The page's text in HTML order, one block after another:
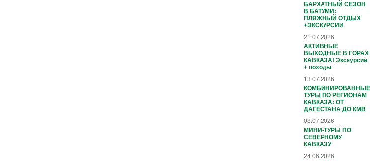
БАРХАТНЫЙ СЕЗОН
В БАТУМИ:
ПЛЯЖНЫЙ ОТДЫХ
+ЭКСКУРСИИ
21.07.2026
АКТИВНЫЕ
ВЫХОДНЫЕ В ГОРАХ
КАВКАЗА! Экскурсии
+ походы
13.07.2026
КОМБИНИРОВАННЫЕ
ТУРЫ ПО РЕГИОНАМ
КАВКАЗА: ОТ
ДАГЕСТАНА ДО КМВ
08.07.2026
МИНИ-ТУРЫ ПО
СЕВЕРНОМУ
КАВКАЗУ
24.06.2026